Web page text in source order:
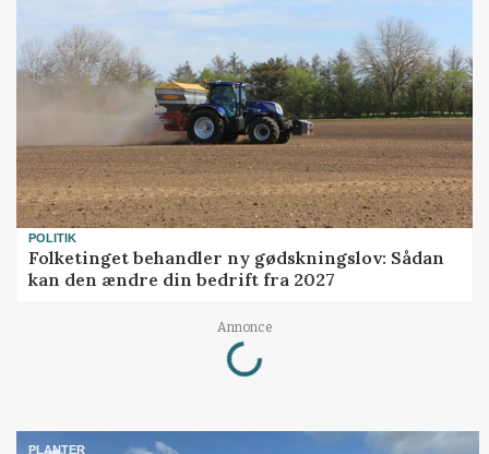
POLITIK
Folketinget behandler ny gødskningslov: Sådan
kan den ændre din bedrift fra 2027
Annonce
Loading...
PLANTER